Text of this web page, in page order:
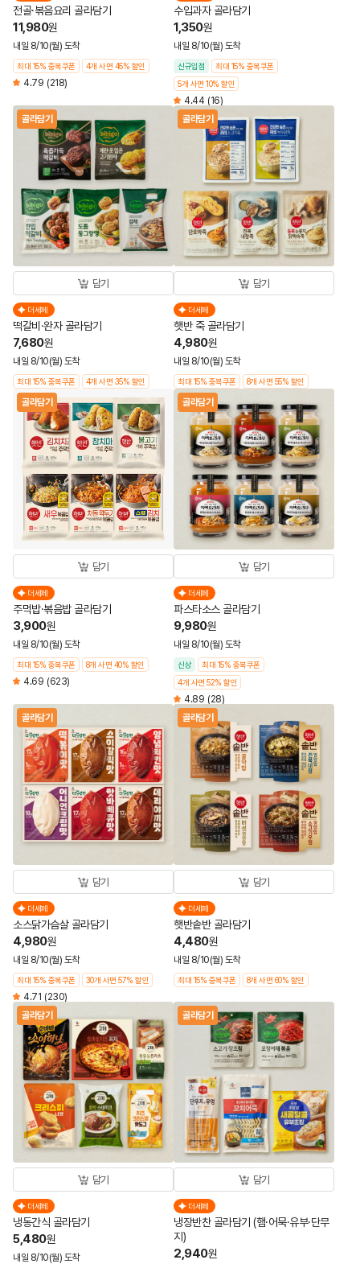
전골·볶음요리 골라담기
11,980원
내일 8/10(월) 도착
최대 15% 중복쿠폰 4개 사면 45% 할인
4.79 (218)
수입과자 골라담기
1,350원
내일 8/10(월) 도착
신규입점
최대 15% 중복쿠폰
5개 사면 10% 할인
4.44 (16)
골라담기
담기
더세페
떡갈비·완자 골라담기
7,680원
내일 8/10(월) 도착
최대 15% 중복쿠폰 4개 사면 35% 할인
골라담기
담기
더세페
햇반 죽 골라담기
4,980원
내일 8/10(월) 도착
최대 15% 중복쿠폰 8개 사면 55% 할인
골라담기
담기
더세페
주먹밥·볶음밥 골라담기
3,900원
내일 8/10(월) 도착
최대 15% 중복쿠폰 8개 사면 40% 할인
4.69 (623)
골라담기
담기
더세페
파스타소스 골라담기
9,980원
내일 8/10(월) 도착
신상
최대 15% 중복쿠폰
4개 사면 52% 할인
4.89 (28)
골라담기
담기
더세페
소스닭가슴살 골라담기
4,980원
내일 8/10(월) 도착
최대 15% 중복쿠폰 30개 사면 57% 할인
4.71 (230)
골라담기
담기
더세페
햇반솥반 골라담기
4,480원
내일 8/10(월) 도착
최대 15% 중복쿠폰 8개 사면 60% 할인
골라담기
담기
더세페
냉동간식 골라담기
5,480원
내일 8/10(월) 도착
골라담기
담기
더세페
냉장반찬 골라담기 (햄·어묵·유부·단무
지)
2,940원